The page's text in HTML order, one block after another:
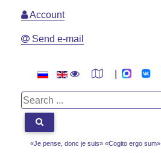
«Je pense, donc je suis» «Cogito ergo sum»
Account
Send e-mail